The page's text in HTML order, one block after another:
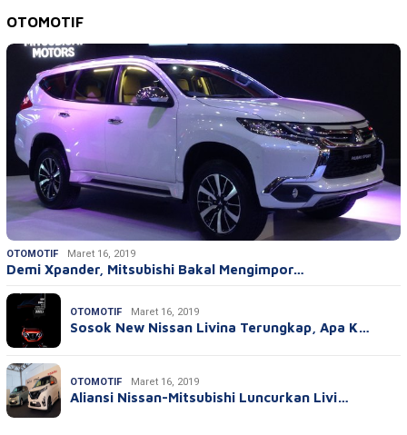
OTOMOTIF
OTOMOTIF Maret 16, 2019
Demi Xpander, Mitsubishi Bakal Mengimpor…
OTOMOTIF Maret 16, 2019
Sosok New Nissan Livina Terungkap, Apa K…
OTOMOTIF Maret 16, 2019
Aliansi Nissan-Mitsubishi Luncurkan Livi…